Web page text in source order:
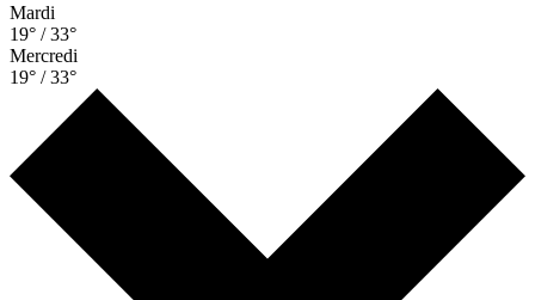
Mardi
19° / 33°
Mercredi
19° / 33°